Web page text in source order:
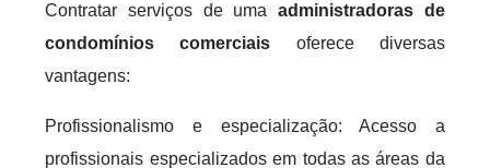
Contratar serviços de umaadministradoras de
condomínios comerciais oferece diversas
vantagens:
Profissionalismo e especialização: Acesso a
profissionais especializados em todas as áreas da